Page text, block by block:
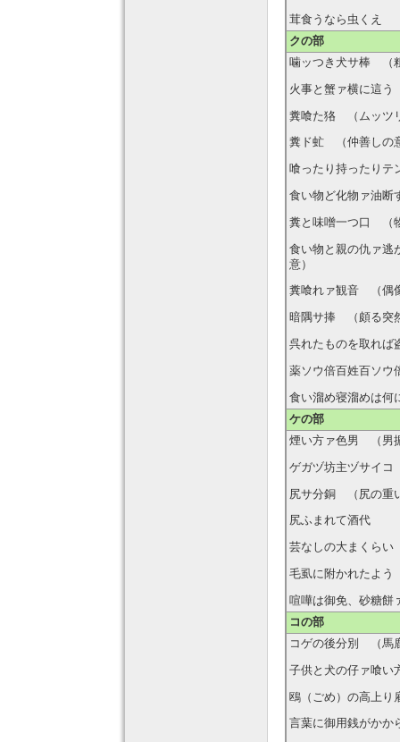
茸食うなら虫くえ
クの部
噛ッつき犬サ棒 （
火事と蟹ァ横に這う
糞喰た狢 （ムッツ
糞ド虻 （仲善しの
喰ったり持ったり
食い物ど化物ァ油
糞と味噌一つ口 （
食い物と親の仇ァ
意）
糞喰れァ観音 （偶
暗隅サ捧 （頗る突
呉れたものを取れば
薬ソウ倍百姓百ソウ
食い溜め寝溜めは
ケの部
煙い方ァ色男 （男
ゲガヅ坊主ヅサイ
尻サ分銅 （尻の重
尻ふまれて酒代
芸なしの大まくらい
毛虱に附かれたよう
喧嘩は御免、砂糖餅
コの部
コゲの後分別 （馬
子供と犬の仔ァ喰い
鴎（ごめ）の高上
言葉に御用銭がか